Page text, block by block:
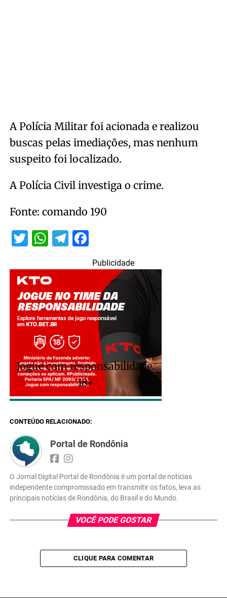
A Polícia Militar foi acionada e realizou
buscas pelas imediações, mas nenhum
suspeito foi localizado.
A Polícia Civil investiga o crime.
Fonte: comando 190
Twitter
WhatsApp
Telegram
Facebook
Publicidade
Jogue com responsabilidade.
18+
CONTEÚDO RELACIONADO:
Portal de Rondônia
O Jornal Digital Portal de Rondônia é um portal de notícias
independente compromissado em transmitir os fatos, leva as
principais notícias de Rondônia, do Brasil e do Mundo.
VOCÊ PODE GOSTAR
CLIQUE PARA COMENTAR